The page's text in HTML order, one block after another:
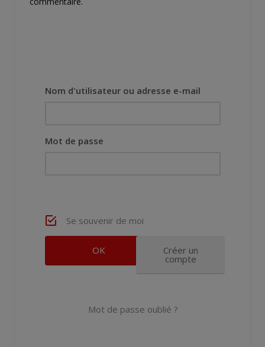
Nom d'utilisateur ou adresse e-mail
Mot de passe
Se souvenir de moi
Créer un
compte
Mot de passe oublié ?